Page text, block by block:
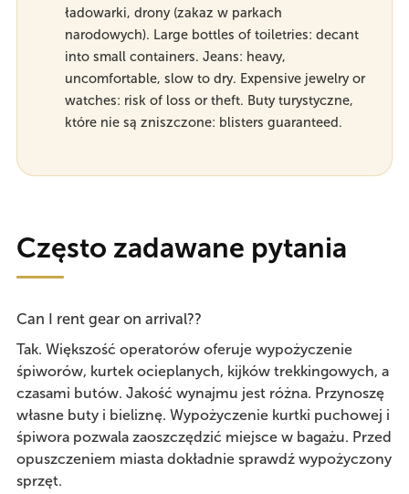
ładowarki, drony (zakaz w parkach
narodowych). Large bottles of toiletries: decant
into small containers. Jeans: heavy,
uncomfortable, slow to dry. Expensive jewelry or
watches: risk of loss or theft. Buty turystyczne,
które nie są zniszczone: blisters guaranteed.
Często zadawane pytania
Can I rent gear on arrival??
Tak. Większość operatorów oferuje wypożyczenie
śpiworów, kurtek ocieplanych, kijków trekkingowych, a
czasami butów. Jakość wynajmu jest różna. Przynoszę
własne buty i bieliznę. Wypożyczenie kurtki puchowej i
śpiwora pozwala zaoszczędzić miejsce w bagażu. Przed
opuszczeniem miasta dokładnie sprawdź wypożyczony
sprzęt.